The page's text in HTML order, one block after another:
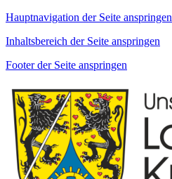
Hauptnavigation der Seite anspringen
Inhaltsbereich der Seite anspringen
Footer der Seite anspringen